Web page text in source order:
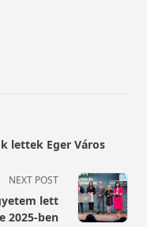
lettek Eger Város
NEXT POST
lett
2025-ben